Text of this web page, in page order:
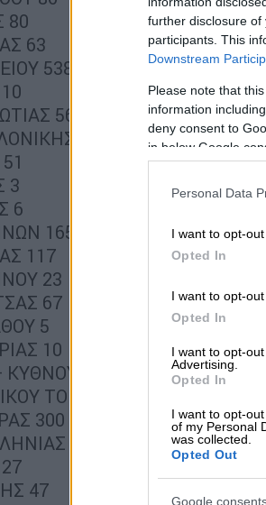
further disclosure of
participants. This
Downstream
Please note that
information
deny consent to
in below Google
Personal Data
I want to opt-
Opted In
I want to opt-
Opted In
I want to opt-
Advertising.
Opted In
I want to opt-
of my Personal
was collected.
Opted Out
Google
80
63
538
56
925
3
6
165
117
23
67
5
10
4
ΤΟΜΕΑ ΑΘΗΝΩΝ 1806
300
54
47